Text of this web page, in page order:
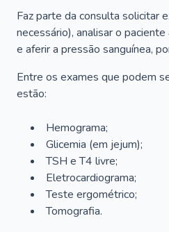
Faz parte da consulta solicitar
necessário), analisar o
e aferir a pressão sanguínea,
Entre os exames que podem
estão:
Hemograma;
Glicemia (em jejum);
TSH e T4 livre;
Eletrocardiograma;
Teste ergométrico;
Tomografia.